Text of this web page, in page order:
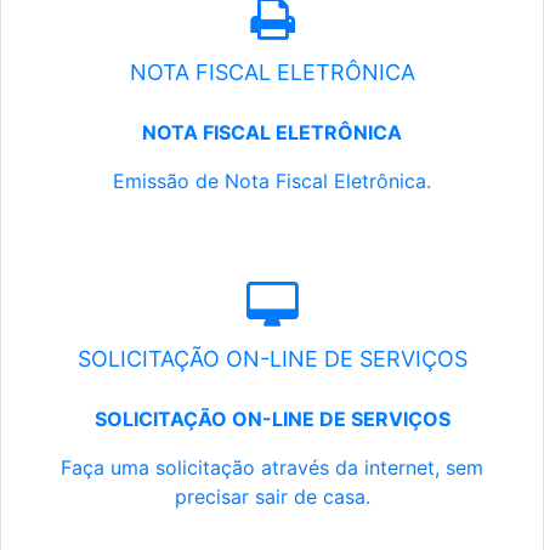
NOTA FISCAL ELETRÔNICA
NOTA FISCAL ELETRÔNICA
Emissão de Nota Fiscal Eletrônica.
SOLICITAÇÃO ON-LINE DE SERVIÇOS
SOLICITAÇÃO ON-LINE DE SERVIÇOS
Faça uma solicitação através da internet, sem
precisar sair de casa.